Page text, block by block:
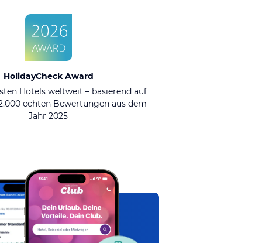
HolidayCheck Award
Hotels weltweit – basierend auf
echten Bewertungen aus dem
Jahr 2025